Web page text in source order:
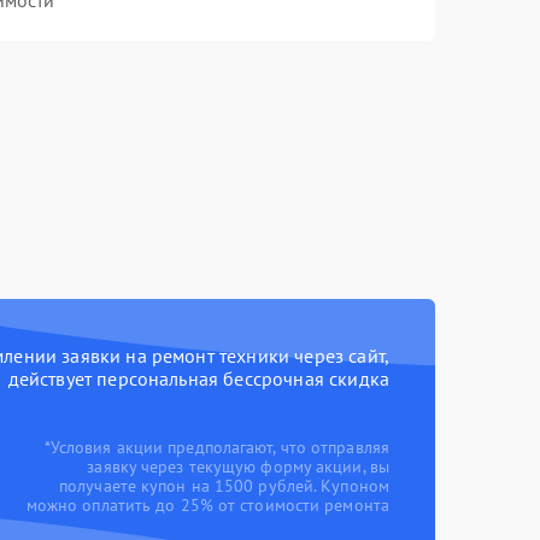
заявки на ремонт техники через сайт,
действует персональная бессрочная скидка
*Условия акции предполагают, что отправляя
заявку через текущую форму акции, вы
получаете купон на 1500 рублей. Купоном
можно оплатить до 25% от стоимости ремонта